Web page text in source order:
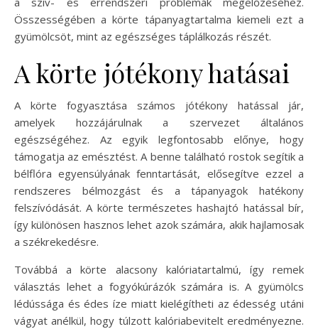
Összességében a körte tápanyagtartalma kiemeli ezt a
gyümölcsöt, mint az egészséges táplálkozás részét.
A körte jótékony hatásai
A körte fogyasztása számos jótékony hatással jár,
amelyek hozzájárulnak a szervezet általános
egészségéhez. Az egyik legfontosabb előnye, hogy
támogatja az emésztést. A benne található rostok segítik a
bélflóra egyensúlyának fenntartását, elősegítve ezzel a
rendszeres bélmozgást és a tápanyagok hatékony
felszívódását. A körte természetes hashajtó hatással bír,
így különösen hasznos lehet azok számára, akik hajlamosak
a székrekedésre.
Továbbá a körte alacsony kalóriatartalmú, így remek
választás lehet a fogyókúrázók számára is. A gyümölcs
lédússága és édes íze miatt kielégítheti az édesség utáni
vágyat anélkül, hogy túlzott kalóriabevitelt eredményezne.